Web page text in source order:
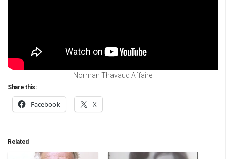
Norman Thavaud Affaire
Share this:
Facebook X
Related